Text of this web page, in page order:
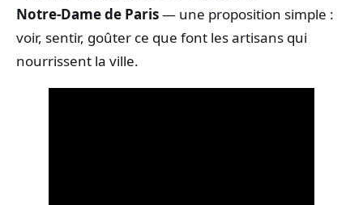
Notre‑Dame de Paris— une proposition simple :
voir, sentir, goûter ce que font les artisans qui
nourrissent la ville.